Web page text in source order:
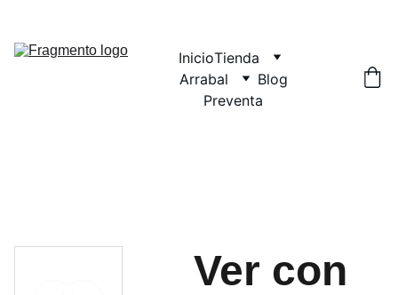
InicioTienda
Arrabal
Blog
Preventa
Ver con